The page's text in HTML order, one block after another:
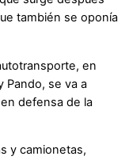
también se oponía
en
Pando, se va a
defensa de la
y camionetas,